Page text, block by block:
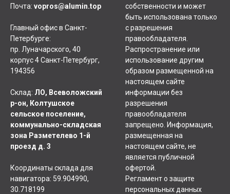
Почта: vopros@alumin.top
Главный офис в Санкт-
Петербурге:
пр. Луначарского, 40
корпус 4 Санкт-Петербург,
194356
Склад: ЛО, Всеволожский
р-он, Колтушское
сельское поселение,
коммунально-складская
зона Разметелево 1-й
проезд д. 3
Координаты склада для
навигатора: 59.904990,
30.718199
собственности и может
быть использована только
с разрешения
правообладателя.
Распространение или
использование другим
образом размещенной на
настоящем сайте
информации без
разрешения
правообладателя
запрещено. Информация,
размещенная на
настоящем сайте, не
является публичной
офертой.
Регламент о защите
персональных данных